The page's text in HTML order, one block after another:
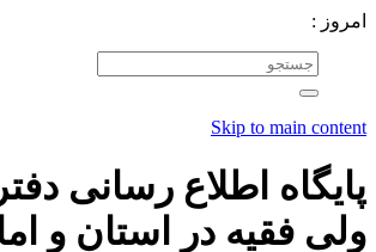
امروز :
Skip to main content
پایگاه اطلاع رسانی
ولی فقیه در استان و